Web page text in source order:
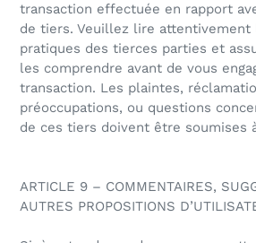
transaction effectuée en rapport
de tiers. Veuillez lire
pratiques des tierces parties et
les comprendre avant de vous
transaction. Les plaintes,
préoccupations, ou questions
de ces tiers doivent être soumises
ARTICLE 9 – COMMENTAIRES,
AUTRES PROPOSITIONS